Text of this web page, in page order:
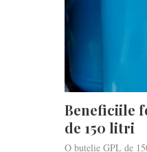
Beneficiile
de 150 litri
O butelie GPL de